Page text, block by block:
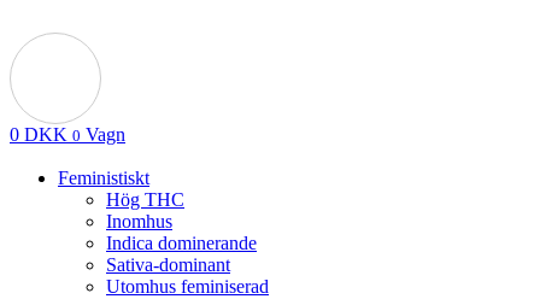
0 DKK 0 Vagn
Feministiskt
Hög THC
Inomhus
Indica dominerande
Sativa-dominant
Utomhus feminiserad